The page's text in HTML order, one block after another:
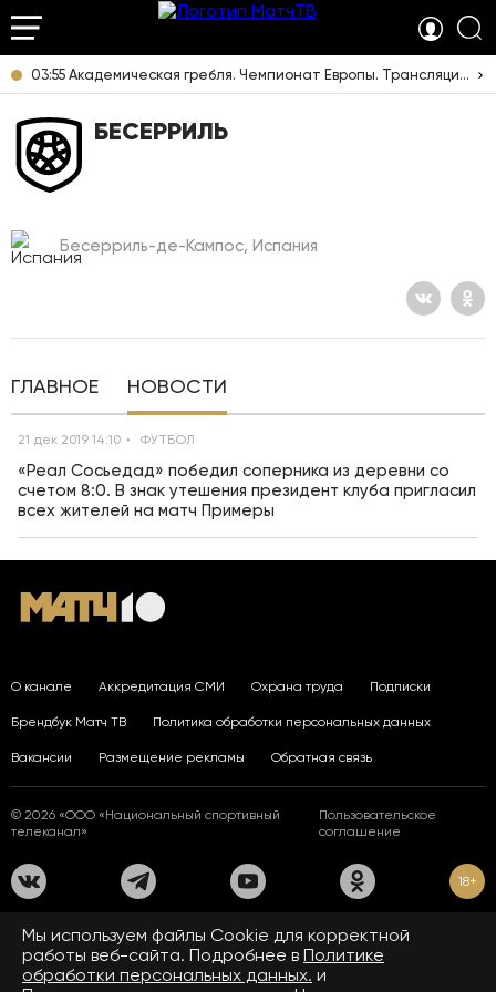
03:55 Академическая гребля. Чемпионат Европы. Трансляция из Италии [6+]
БЕСЕРРИЛЬ
Бесерриль-де-Кампос, Испания
ГЛАВНОЕ НОВОСТИ
21 дек 2019 14:10 ФУТБОЛ
«Реал Сосьедад» победил соперника из деревни со
счетом 8:0. В знак утешения президент клуба пригласил
всех жителей на матч Примеры
О канале Аккредитация СМИ Охрана труда Подписки
Брендбук Матч ТВ Политика обработки персональных данных
Вакансии Размещение рекламы Обратная связь
© 2026 «ООО «Национальный спортивный
телеканал»
Пользовательское
соглашение
18+
На сайте применяются рекомендательные технологии. Подробнее
Правилах применения рекомендательных технологий.
Средство массовой информации сетевое издание «www.matchtv.ru»
зарегистрировано Федеральной службой по надзору в сфере связи,
Мы используем файлы Сookie для корректной
работы веб-сайта. Подробнее в Политике
обработки персональных данных. и